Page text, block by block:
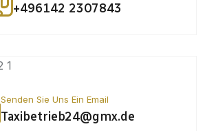
+496142 2307843
Senden Sie Uns Ein Email
Taxibetrieb24@gmx.de